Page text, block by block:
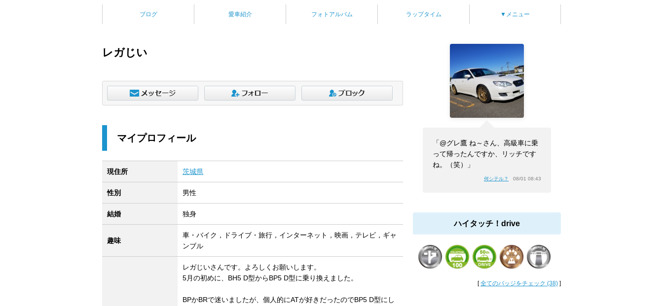
ブログ 愛車紹介 フォトアルバム ラップタイム ▼メニュー
レガじい
「@グレ鷹 ね～さん、高級車に乗
って帰ったんですか、リッチです
ね。（笑）」
何シテル？ 08/01 08:43
ハイタッチ！drive
[全てのバッジをチェック (38) ]
マイプロフィール
現住所 茨城県
性別 男性
結婚 独身
趣味
車・バイク，ドライブ・旅行，インターネット，映画，テレビ，ギャ
ンブル
レガじいさんです。よろしくお願いします。
5月の初めに、BH5 D型からBP5 D型に乗り換えました。
BPかBRで迷いましたが、個人的にATが好きだったのでBP5 D型にし